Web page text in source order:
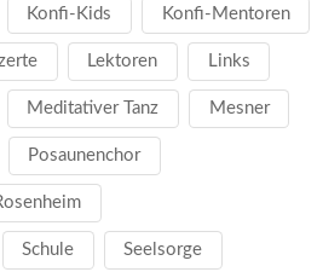
Konfi-Kids Konfi-Mentoren
Lektoren Links
Meditativer Tanz Mesner
Posaunenchor
Schule Seelsorge